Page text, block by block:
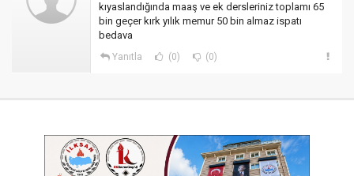
kıyaslandığında maaş ve ek dersleriniz toplamı 65
bin geçer kırk yılık memur 50 bin almaz ispatı
bedava
Yanıtla (0) (0)